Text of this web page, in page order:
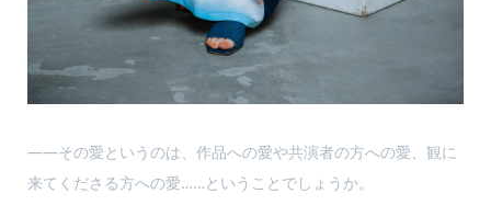
――その愛というのは、作品への愛や共演者の方への愛、観に
来てくださる方への愛……ということでしょうか。